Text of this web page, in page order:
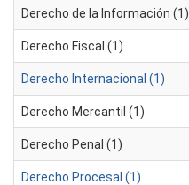
Derecho de la Información (1)
Derecho Fiscal (1)
Derecho Internacional (1)
Derecho Mercantil (1)
Derecho Penal (1)
Derecho Procesal (1)